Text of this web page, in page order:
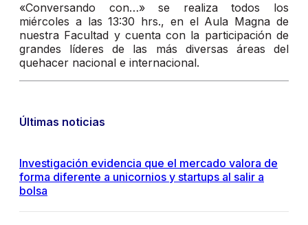
«Conversando con…» se realiza todos los
miércoles a las 13:30 hrs., en el Aula Magna de
nuestra Facultad y cuenta con la participación de
grandes líderes de las más diversas áreas del
quehacer nacional e internacional.
Últimas noticias
Investigación evidencia que el mercado valora de
forma diferente a unicornios y startups al salir a
bolsa